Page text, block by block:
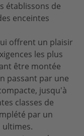
établissons de
enceintes
offrent un plaisir
les plus
être montée
passant par une
jusqu'à
classes de
par un
ultimes.